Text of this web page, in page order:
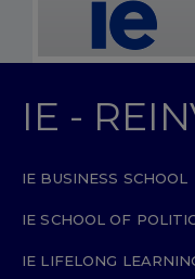
IE -
IE BUSINESS SCHOOL
IE SCHOOL OF
IE LIFELONG